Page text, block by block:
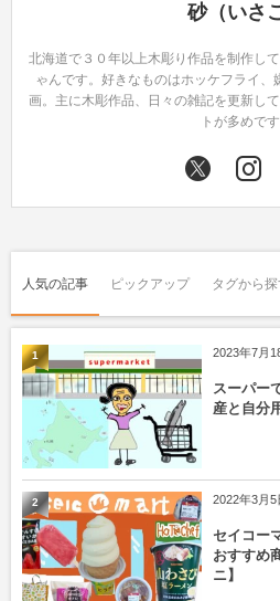
砂（いさ
北海道で３０年以上木彫り作品を制作し
ゃんです。好きなものはホッケフライ
画。主に木彫作品、日々の雑記を更新し
トが多めです
人気の記事 ピックアップ タグから探
2023年7月
スーパー
産と自分
1
2022年3月5
セイコー
おすすめ
ニ】
2